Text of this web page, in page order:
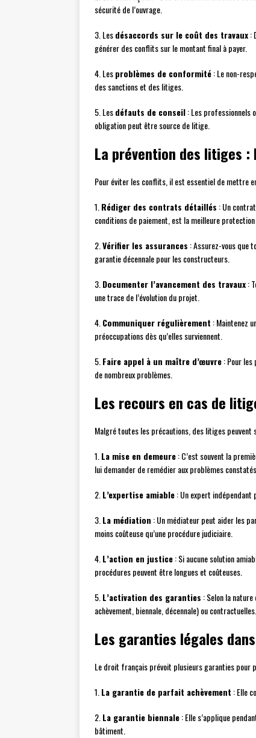
sécurité de l’ouvrage.
3. Lesdésaccords sur le coût des travaux:
générer des conflits sur le montant final à payer.
4. Lesproblèmes de conformité: Le non-
des sanctions et des litiges.
5. Lesdéfauts de conseil: Les professionnels
obligation peut être source de litige.
La prévention des litiges
Pour éviter les conflits, il est essentiel de mettre
1. Rédiger des contrats détaillés : Un
conditions de paiement, est la meilleure
2. Vérifier les assurances : Assurez-vous que
garantie décennale pour les constructeurs.
3. Documenter l’avancement des travaux:
une trace de l’évolution du projet.
4. Communiquer régulièrement : Maintenez
préoccupations dès qu’elles surviennent.
5. Faire appel à un maître d’œuvre: Pour
de nombreux problèmes.
Les recours en cas de
Malgré toutes les précautions, des litiges peuvent
1. La mise en demeure: C’est souvent la
lui demander de remédier aux problèmes constatés.
2. L’expertise amiable: Un expert
3. La médiation : Un médiateur peut aider les
moins coûteuse qu’une procédure judiciaire.
4. L’action en justice: Si aucune solution
procédures peuvent être longues et coûteuses.
5. L’activation des garanties : Selon la
achèvement, biennale, décennale) ou contractuelles.
Les garanties légales
Le droit français prévoit plusieurs garanties pour
1. La garantie de parfait achèvement : Elle
2. La garantie biennale: Elle s’applique
bâtiment.